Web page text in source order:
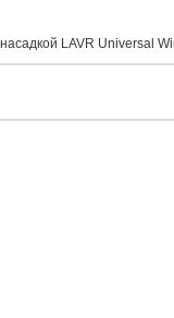
LAVR Universal